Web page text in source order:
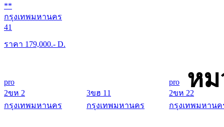
**
กรุงเทพมหานคร
41
ราคา 179,000.- D.
หม
pro
2ขห 2
กรุงเทพมหานคร
3ขฮ 11
กรุงเทพมหานคร
pro
2ขห 22
กรุงเทพมหานค